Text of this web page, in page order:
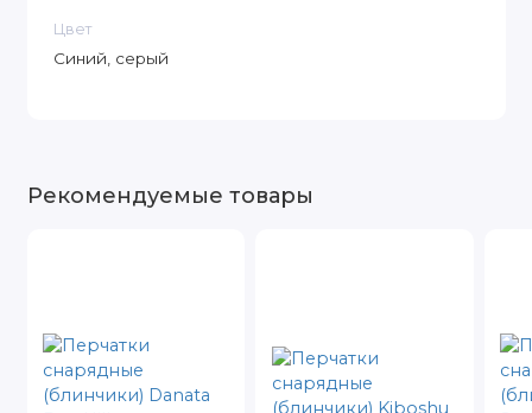
Цвет
Синий, серый
Рекомендуемые товары